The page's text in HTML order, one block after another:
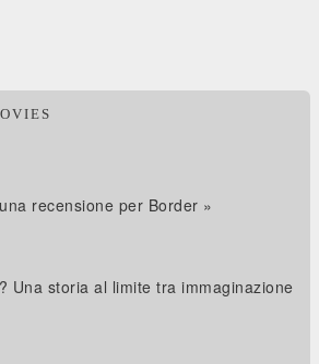
recensione per Border »
Una storia al limite tra immaginazione